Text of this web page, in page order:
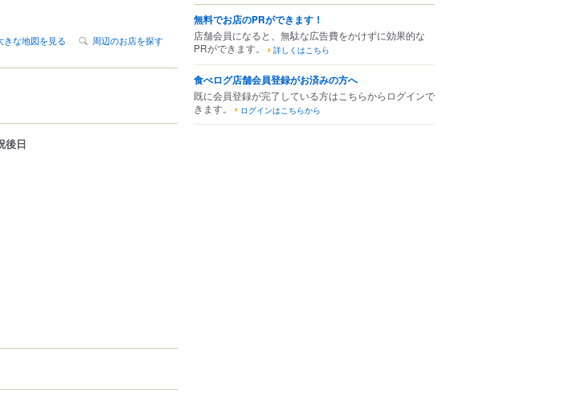
きな地図を見る 周辺のお店を探す
後日
無料でお店のPRができます！
店舗会員になると、無駄な広告費をかけずに効果的な
PRができます。
詳しくはこちら
食べログ店舗会員登録がお済みの方へ
既に会員登録が完了している方はこちらからログインで
きます。
ログインはこちらから